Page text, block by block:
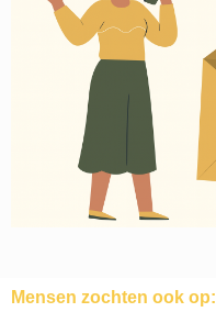
Mensen zochten ook op: